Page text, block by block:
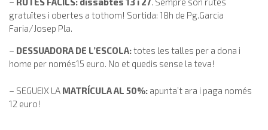
gratuïtes i obertes a tothom! Sortida: 18h de Pg.Garcia
Faria/Josep Pla.
– DESSUADORA DE L’ESCOLA:totes les talles per a dona i
home per només15 euro. No et quedis sense la teva!
– SEGUEIX LA MATRÍCULA AL 50%: apunta’t ara i paga només
12 euro!